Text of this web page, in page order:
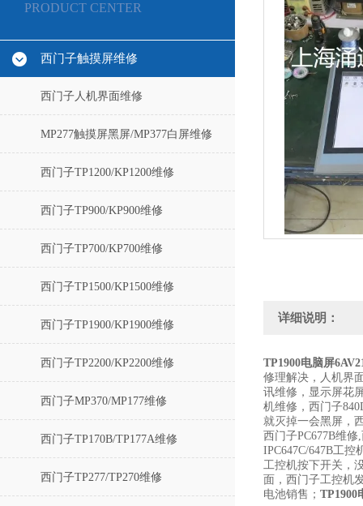
PRODUCT CENTER
西门子触摸屏维修
西门子人机界面维修
MP277触摸屏黑屏/MP377白屏维修
西门子TP1200/KP1200维修
西门子TP900/KP900维修
西门子TP700/KP700维修
西门子TP1500/KP1500维修
西门子TP1900/KP1900维修
西门子TP2200/KP2200维修
西门子MP370/MP177维修
西门子TP170B/TP177A维修
西门子TP277/TP270维修
详细说明：
TP1900电脑屏
修理解决，人机界
讯维修，显示屏花
机维修，西门子
就灭掉一会黑屏，
西门子PC677B维
IPC647C/647B工控
工控机按下开关，
面，西门子工控机
电池销售； TP1900